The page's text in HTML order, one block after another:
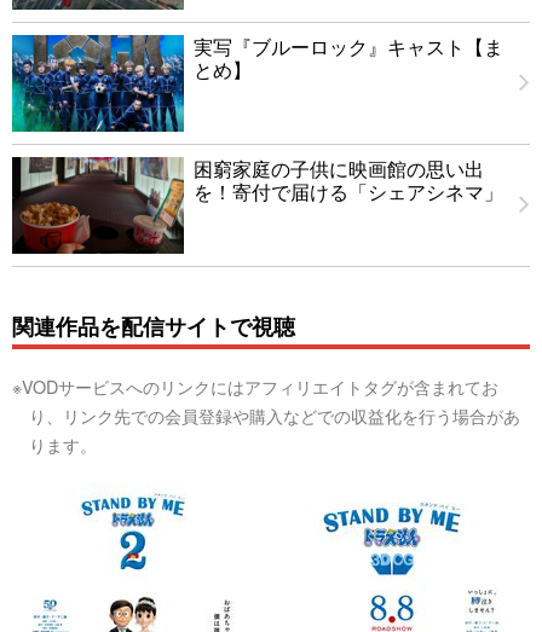
実写『ブルーロック』キャスト【ま
とめ】
困窮家庭の子供に映画館の思い出
を！寄付で届ける「シェアシネマ」
関連作品を配信サイトで視聴
※VODサービスへのリンクにはアフィリエイトタグが含まれてお
り、リンク先での会員登録や購入などでの収益化を行う場合があ
ります。